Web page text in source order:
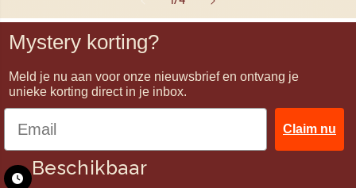
Mystery korting?
Meld je nu aan voor onze nieuwsbrief en ontvang je
unieke korting direct in je inbox.
Claim nu
Beschikbaar